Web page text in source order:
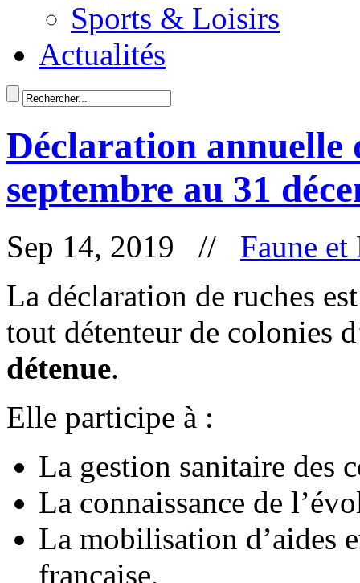
Sports & Loisirs
Actualités
Déclaration annuelle
septembre au 31
Sep 14, 2019 // Faune et
La déclaration de ruches
tout détenteur de colonies
détenue.
Elle participe à :
La gestion sanitaire des
La connaissance de
La mobilisation d’aides
française,